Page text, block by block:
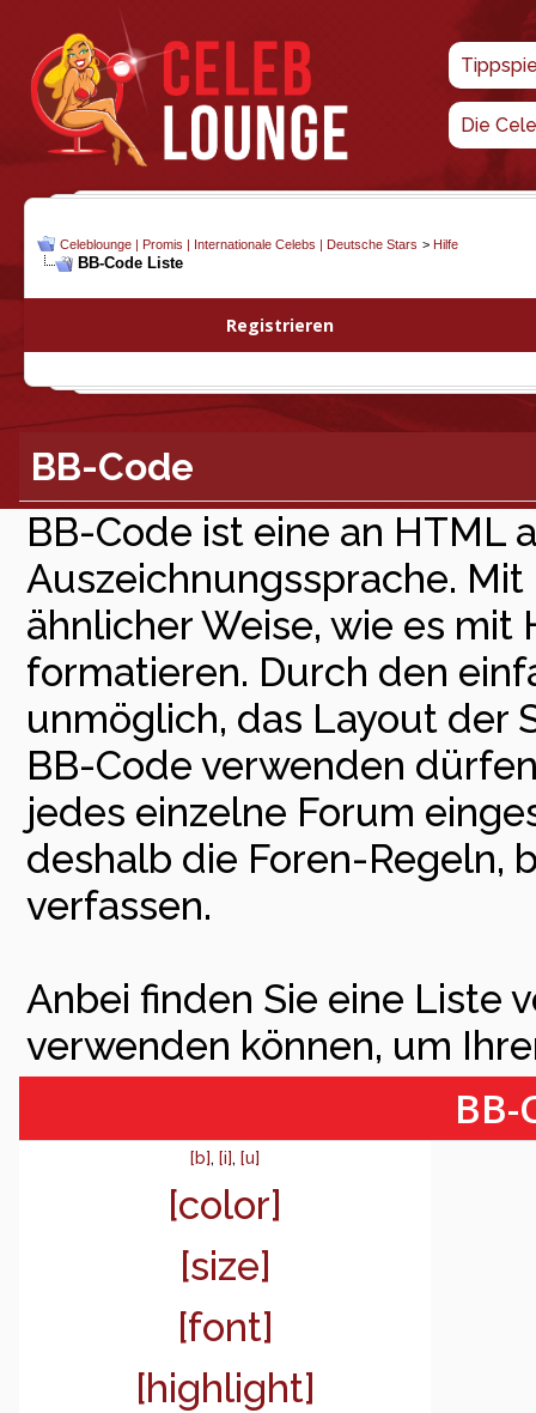
Die
Celeblounge | Promis | Internationale Celebs | Deutsche Stars > Hilfe
BB-Code Liste
Registrieren
BB-Code
BB-Code ist eine an HTML
Auszeichnungssprache.
ähnlicher Weise, wie es mit
formatieren. Durch den
unmöglich, das Layout der
BB-Code verwenden
jedes einzelne Forum
deshalb die Foren-Regeln,
verfassen.
Anbei finden Sie eine Liste
verwenden können, um
[b], [i], [u]
[color]
[size]
[font]
[highlight]